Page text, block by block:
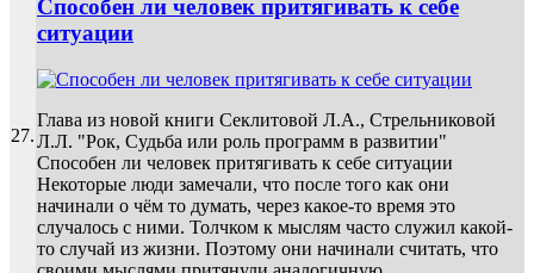
27.
Способен ли человек притягивать к себе
ситуации
Глава из новой книги Секлитовой Л.А., Стрельниковой
Л.Л. "Рок, Судьба или роль программ в развитии"
Способен ли человек притягивать к себе ситуации
Некоторые люди замечали, что после того как они
начинали о чём то думать, через какое-то время это
случалось с ними. Толчком к мыслям часто служил какой-
то случай из жизни. Поэтому они начинали считать, что